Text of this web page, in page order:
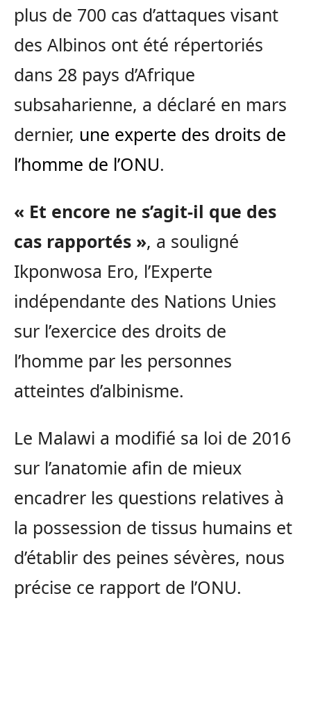
plus de 700 cas d’attaques visant
des Albinos ont été répertoriés
dans 28 pays d’Afrique
subsaharienne, a déclaré en mars
dernier, une experte des droits de
l’homme de l’ONU.
« Et encore ne s’agit-il que des
cas rapportés », a souligné
Ikponwosa Ero, l’Experte
indépendante des Nations Unies
sur l’exercice des droits de
l’homme par les personnes
atteintes d’albinisme.
Le Malawi a modifié sa loi de 2016
sur l’anatomie afin de mieux
encadrer les questions relatives à
la possession de tissus humains et
d’établir des peines sévères, nous
précise ce rapport de l’ONU.